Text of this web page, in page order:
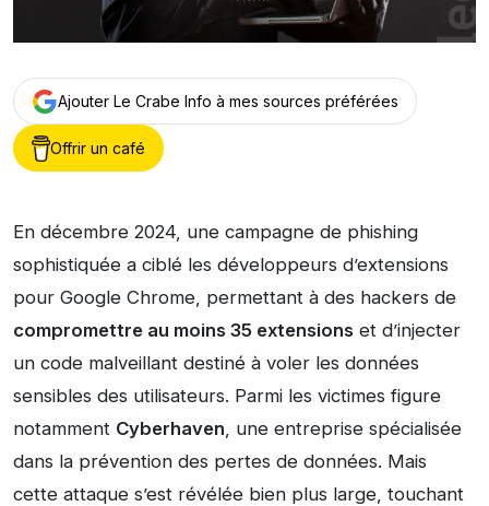
Ajouter Le Crabe Info à mes sources préférées
Offrir un café
En décembre 2024, une campagne de phishing
sophistiquée a ciblé les développeurs d’extensions
pour Google Chrome, permettant à des hackers de
compromettre au moins 35 extensions et d’injecter
un code malveillant destiné à voler les données
sensibles des utilisateurs. Parmi les victimes figure
notamment Cyberhaven, une entreprise spécialisée
dans la prévention des pertes de données. Mais
cette attaque s’est révélée bien plus large, touchant